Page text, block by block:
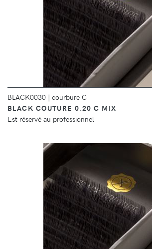
DÉTAILS
BLACK0030 | courbure C
BLACK COUTURE 0.20 C MIX
Est réservé au professionnel
DÉTAILS